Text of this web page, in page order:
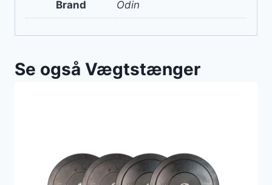
Brand Odin
Se også Vægtstænger